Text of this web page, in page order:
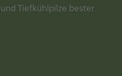
Tief­kühl­pil­ze bes­ter